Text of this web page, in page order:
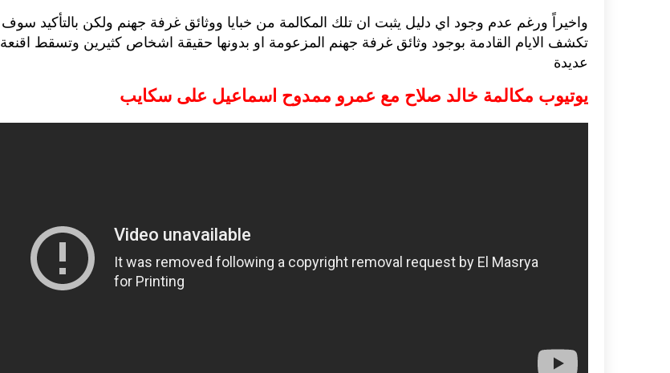
واخيراً ورغم عدم وجود اي دليل يثبت ان تلك المكالمة من خبايا ووثائق غرفة جهنم ولكن بالتأكيد سوف
تكشف الايام القادمة بوجود وثائق غرفة جهنم المزعومة او بدونها حقيقة اشخاص كثيرين وتسقط اقنعة
عديدة
يوتيوب مكالمة خالد صلاح مع عمرو ممدوح اسماعيل على سكايب